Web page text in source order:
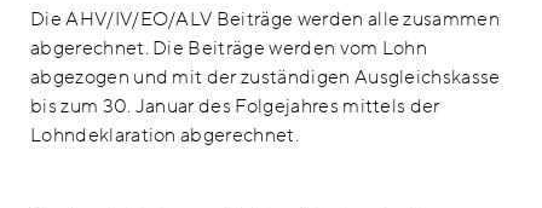
Die AHV/IV/EO/ALV Beiträge werden alle zusammen
abgerechnet. Die Beiträge werden vom Lohn
abgezogen und mit der zuständigen Ausgleichskasse
bis zum 30. Januar des Folgejahres mittels der
Lohndeklaration abgerechnet.